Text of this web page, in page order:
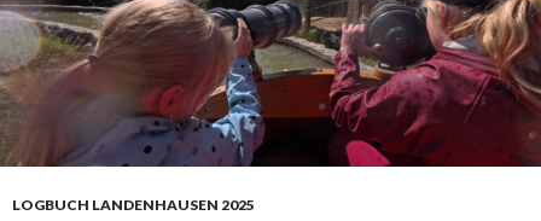
LOGBUCH LANDENHAUSEN 2025